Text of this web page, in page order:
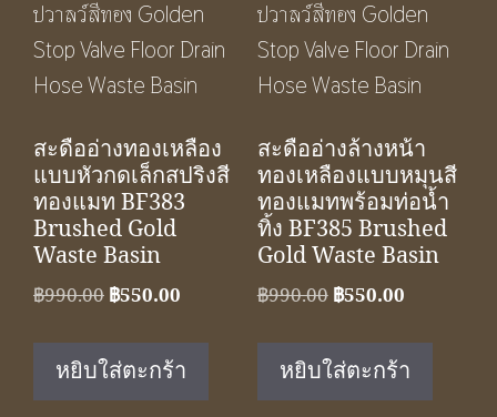
สะดืออ่างทองเหลือง
แบบหัวกดเล็กสปริงสี
ทองแมท BF383
Brushed Gold
Waste Basin
฿990.00 Original
was:
฿990.00.
฿550.00
฿550.00.
หยิบใส่ตะกร้า
สะดืออ่างล้างหน้า
ทองเหลืองแบบหมุนสี
ทองแมทพร้อมท่อน้ำ
ทิ้ง BF385 Brushed
Gold Waste Basin
฿990.00 Original
was:
฿990.00.
฿550.00Current
฿550.00.
หยิบใส่ตะกร้า